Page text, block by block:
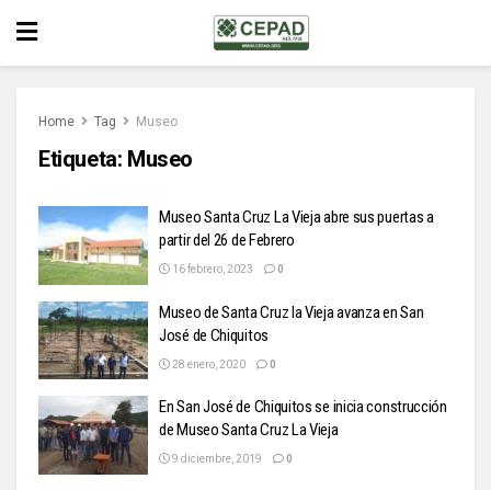
Home Tag Museo
Etiqueta: Museo
Museo Santa Cruz La Vieja abre sus puertas a
partir del 26 de Febrero
16 febrero, 2023 0
Museo de Santa Cruz la Vieja avanza en San
José de Chiquitos
28 enero, 2020 0
En San José de Chiquitos se inicia construcción
de Museo Santa Cruz La Vieja
9 diciembre, 2019 0